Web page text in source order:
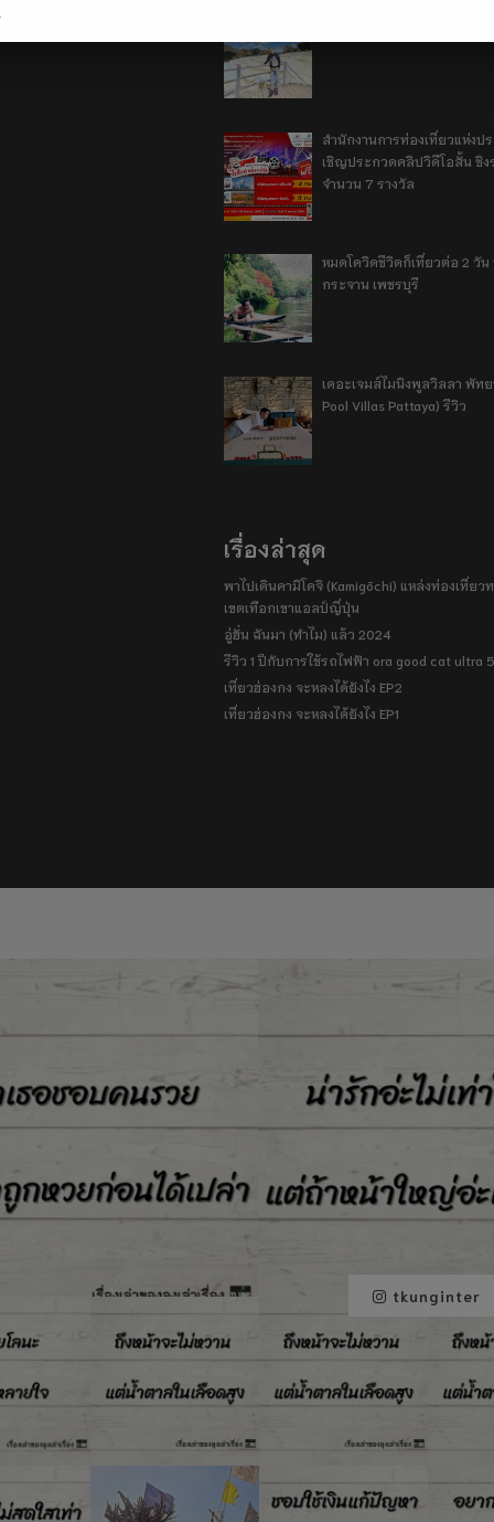
สำนักงานการท่องเที่ยวแห่งป
เชิญประกวดคลิปวิดีโอสั้น ชิง
จำนวน 7 รางวัล
หมดโควิดชีวิตก็เที่ยวต่อ 2 วัน
กระจาน เพชรบุรี
เดอะเจมส์ไมนิงพูลวิลลา พัทย
Pool Villas Pattaya) รีวิว
เรื่องล่าสุด
พาไปเดินคามิโคจิ (Kamigōchi) แหล่งท่องเที่ยว
เขตเทือกเขาแอลป์ญี่ปุ่น
อู่ฮั่น ฉันมา (ทำไม) แล้ว 2024
รีวิว 1 ปีกับการใช้รถไฟฟ้า ora good cat ultra
เที่ยวฮ่องกง จะหลงได้ยังไง EP2
เที่ยวฮ่องกง จะหลงได้ยังไง EP1
tkunginter